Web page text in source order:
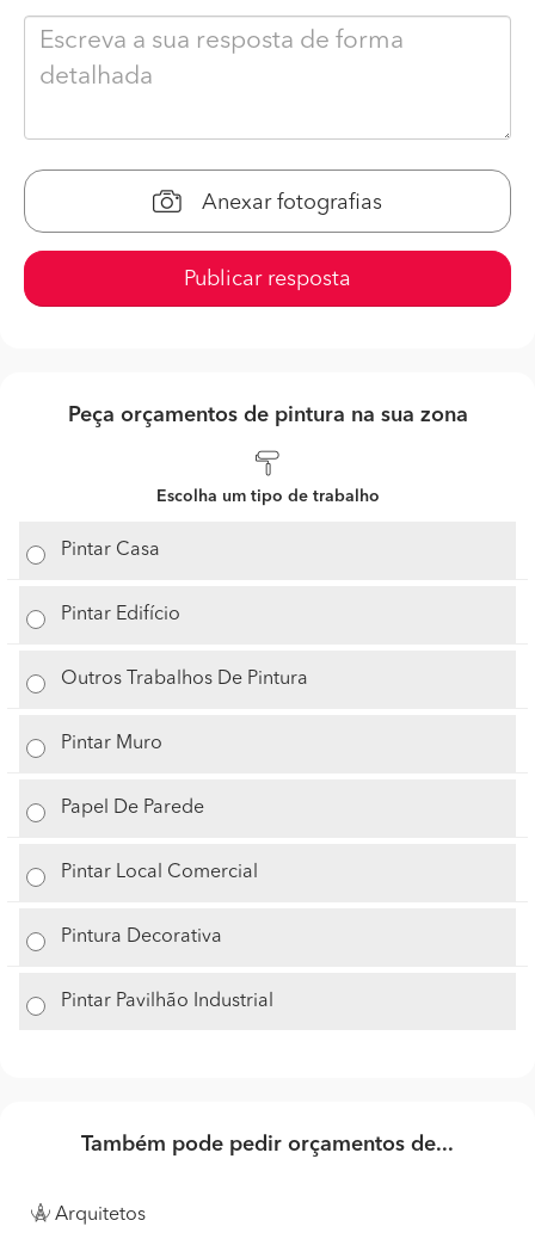
Anexar fotografias
Publicar resposta
Peça orçamentos de pintura na sua zona
Escolha um tipo de trabalho
Pintar Casa
Pintar Edifício
Outros Trabalhos De Pintura
Pintar Muro
Papel De Parede
Pintar Local Comercial
Pintura Decorativa
Pintar Pavilhão Industrial
Também pode pedir orçamentos de...
Arquitetos